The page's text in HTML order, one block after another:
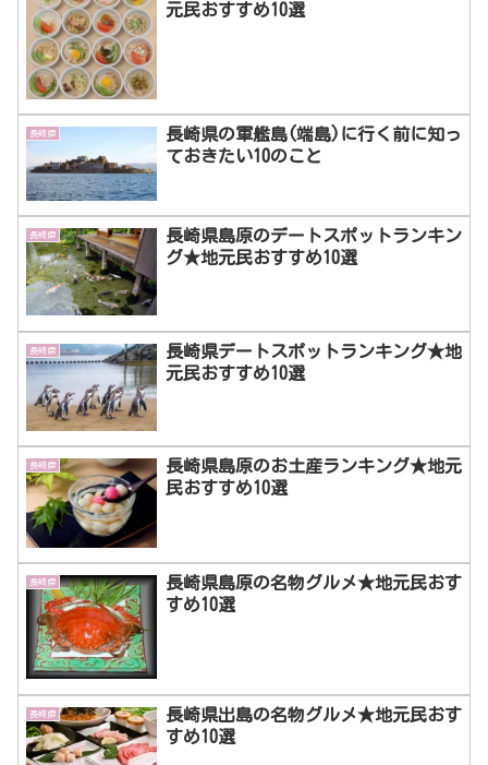
元民おすすめ10選
長崎県
長崎県の軍艦島(端島)に行く前に知っ
ておきたい10のこと
長崎県
長崎県島原のデートスポットランキン
グ★地元民おすすめ10選
長崎県
長崎県デートスポットランキング★地
元民おすすめ10選
長崎県
長崎県島原のお土産ランキング★地元
民おすすめ10選
長崎県
長崎県島原の名物グルメ★地元民おす
すめ10選
長崎県
長崎県出島の名物グルメ★地元民おす
すめ10選